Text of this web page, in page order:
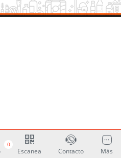
0
Escanea Contacto Más